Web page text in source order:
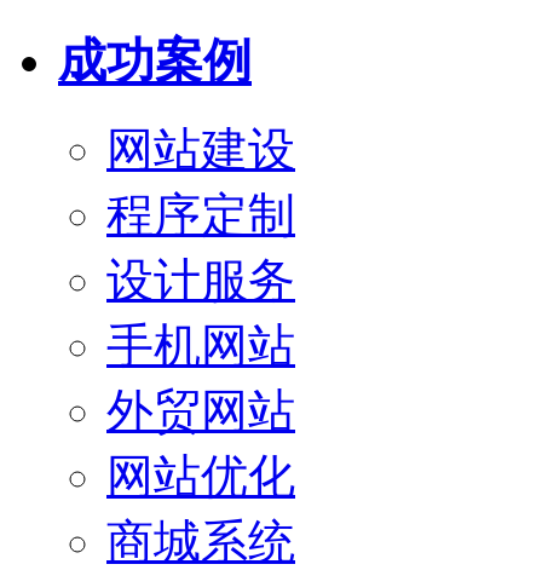
成功案例
网站建设
程序定制
设计服务
手机网站
外贸网站
网站优化
商城系统